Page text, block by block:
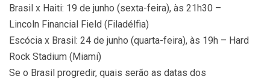
Brasil x Haiti: 19 de junho (sexta-feira), às 21h30 –
Lincoln Financial Field (Filadélfia)
Escócia x Brasil: 24 de junho (quarta-feira), às 19h – Hard
Rock Stadium (Miami)
Se o Brasil progredir, quais serão as datas dos